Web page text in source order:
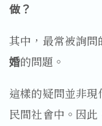
做？
其中，最常被詢問
婚的問題。
這樣的疑問並非
民間社會中。因